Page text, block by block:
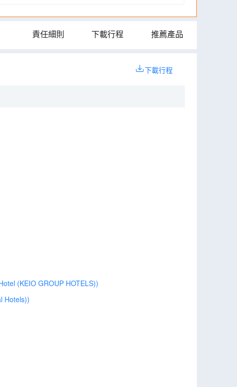
責任細則 下載行程 推薦產品
下載行程
(KEIO GROUP HOTELS))
Hotels))